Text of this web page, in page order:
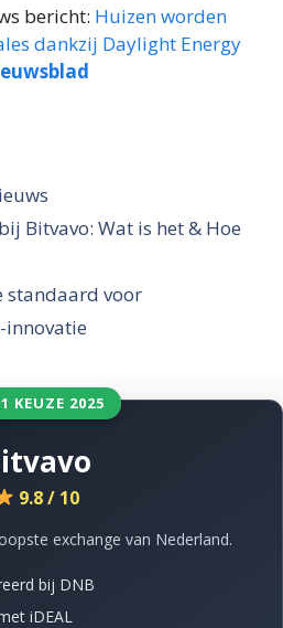
bericht: Huizen worden
dankzij Daylight Energy
Bitvavo: Wat is het & Hoe
standaard voor
innovatie
KEUZE 2025
9.8 / 10
exchange van Nederland.
bij DNB
iDEAL